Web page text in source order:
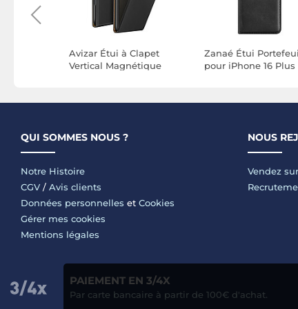
Avizar Étui à Clapet
Vertical Magnétique
Zanaé Étui
pour iPhone 16 Plus
QUI SOMMES NOUS ?
Notre Histoire
CGV / Avis clients
Données personnelles et Cookies
Gérer mes cookies
Mentions légales
NOUS
Vendez
PAIEMENT EN 3/4X
Par carte bancaire à partir de 100€ d'achat.